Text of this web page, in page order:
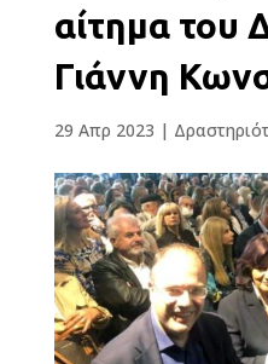
αίτημα του
Γιάννη
29 Απρ 2023 |